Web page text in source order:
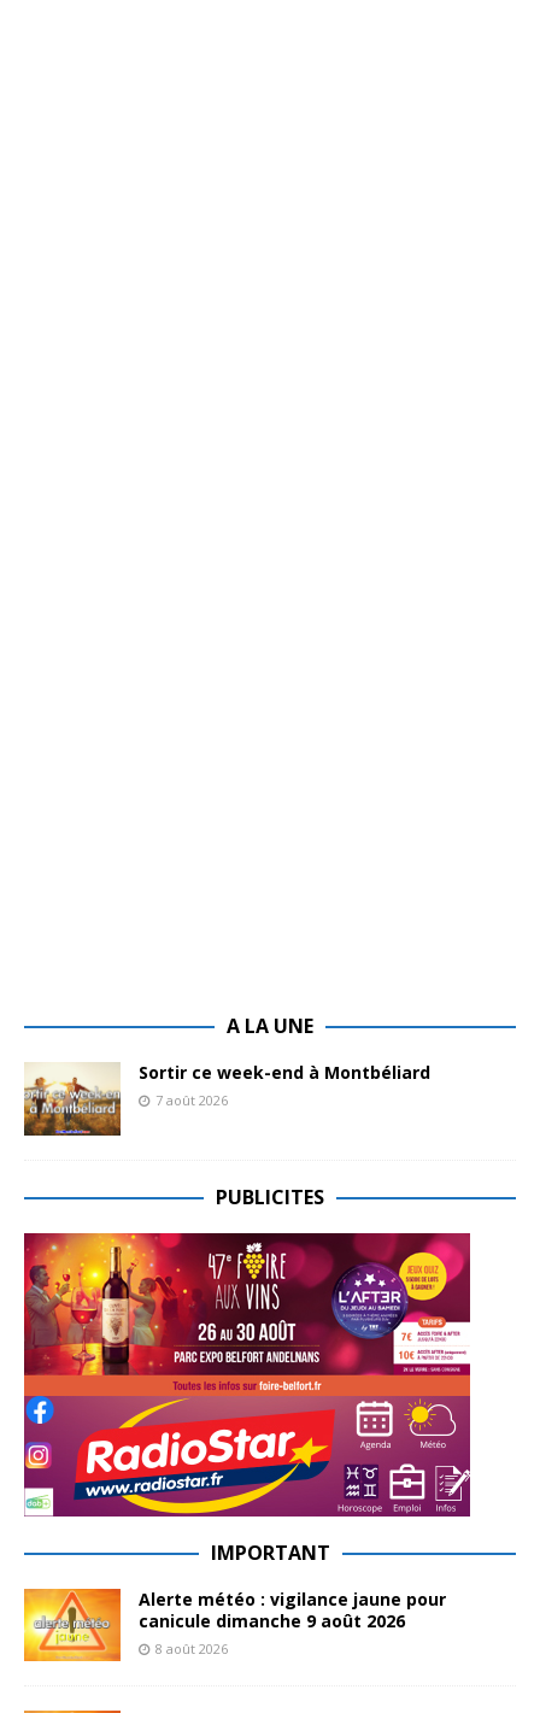
A LA UNE
Sortir ce week-end à Montbéliard
7 août 2026
PUBLICITES
IMPORTANT
Alerte météo : vigilance jaune pour
canicule dimanche 9 août 2026
8 août 2026